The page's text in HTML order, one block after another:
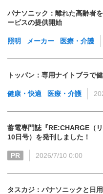
パナソニック：離れた高齢者
ービスの提供開始
照明 メーカー 医療・介護
トッパン：専用ナイトブラで
健康・快適 医療・介護
蓄電専門誌『RE:CHARGE（
10日号）を発刊しました！
PR 2026/7/10 0:00
タスカジ：パナソニックと日